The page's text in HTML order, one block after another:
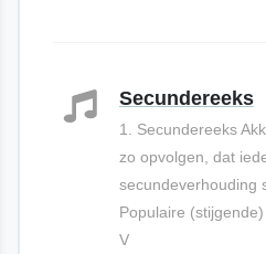
Secundereeks
1. Secundereeks
zo opvolgen, dat
secundeverhouding
Populaire
V